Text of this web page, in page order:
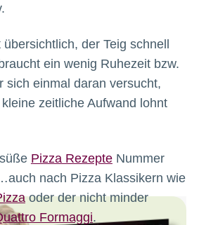
der Teig schnell
ein wenig Ruhezeit bzw.
sich einmal daran versucht,
zeitliche Aufwand lohnt
Pizza RezepteNummer
nach Pizza Klassikern wie
oder der nicht minder
Formaggi.